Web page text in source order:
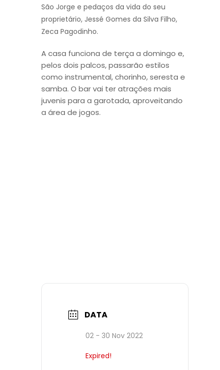
São Jorge e pedaços da vida do seu
proprietário, Jessé Gomes da Silva Filho,
Zeca Pagodinho.
A casa funciona de terça a domingo e,
pelos dois palcos, passarão estilos
como instrumental, chorinho, seresta e
samba. O bar vai ter atrações mais
juvenis para a garotada, aproveitando
a área de jogos.
DATA
02 - 30 Nov 2022
Expired!